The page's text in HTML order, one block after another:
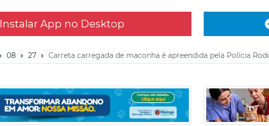
Instalar App no Desktop
08 27 Carreta carregada de maconha é apreendida pela Polícia